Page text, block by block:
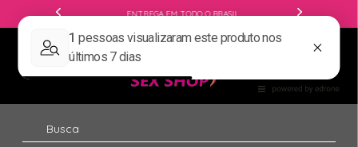
ENTREGA EM TODO O BRASIL